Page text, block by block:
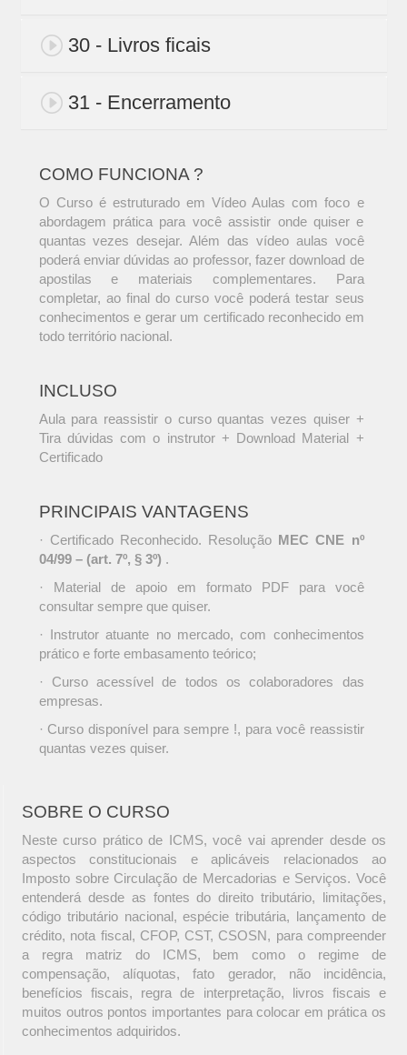
30 - Livros ficais
31 - Encerramento
COMO FUNCIONA ?
O Curso é estruturado em Vídeo Aulas com foco e
abordagem prática para você assistir onde quiser e
quantas vezes desejar. Além das vídeo aulas você
poderá enviar dúvidas ao professor, fazer download de
apostilas e materiais complementares. Para
completar, ao final do curso você poderá testar seus
conhecimentos e gerar um certificado reconhecido em
todo território nacional.
INCLUSO
Aula para reassistir o curso quantas vezes quiser +
Tira dúvidas com o instrutor + Download Material +
Certificado
PRINCIPAIS VANTAGENS
· Certificado Reconhecido. Resolução MEC CNE nº
04/99 – (art. 7º, § 3º) .
· Material de apoio em formato PDF para você
consultar sempre que quiser.
· Instrutor atuante no mercado, com conhecimentos
prático e forte embasamento teórico;
· Curso acessível de todos os colaboradores das
empresas.
· Curso disponível para sempre !, para você reassistir
quantas vezes quiser.
SOBRE O CURSO
Neste curso prático de ICMS, você vai aprender desde os
aspectos constitucionais e aplicáveis relacionados ao
Imposto sobre Circulação de Mercadorias e Serviços. Você
entenderá desde as fontes do direito tributário, limitações,
código tributário nacional, espécie tributária, lançamento de
crédito, nota fiscal, CFOP, CST, CSOSN, para compreender
a regra matriz do ICMS, bem como o regime de
compensação, alíquotas, fato gerador, não incidência,
benefícios fiscais, regra de interpretação, livros fiscais e
muitos outros pontos importantes para colocar em prática os
conhecimentos adquiridos.